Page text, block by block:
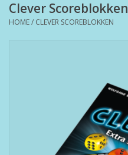
Clever Scoreblokken
HOME/ CLEVER SCOREBLOKKEN